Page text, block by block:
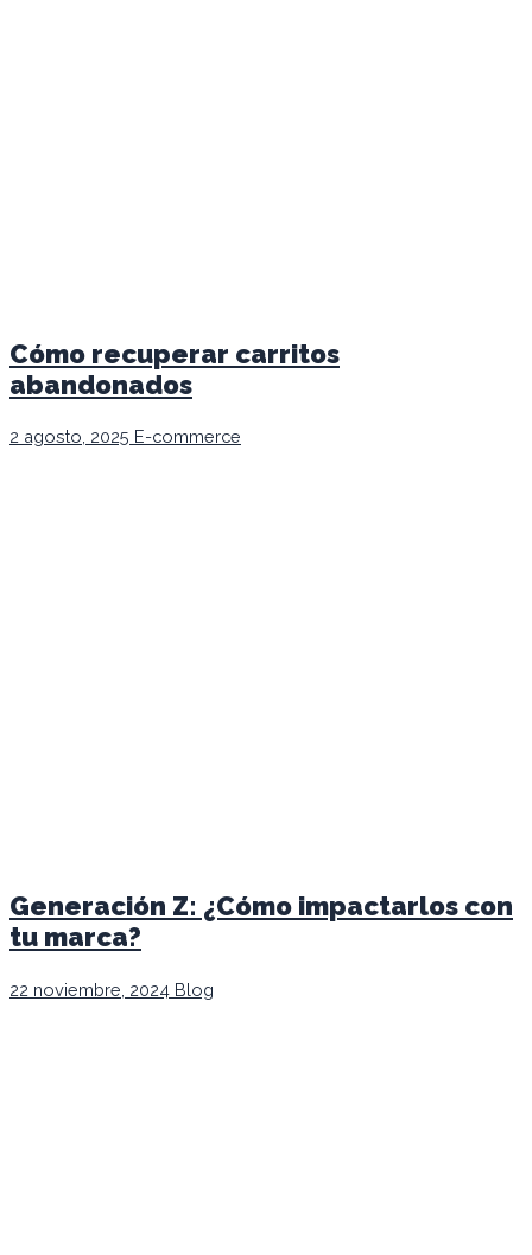
Cómo recuperar carritos
abandonados
2 agosto, 2025 E-commerce
Generación Z: ¿Cómo impactarlos con
tu marca?
22 noviembre, 2024 Blog